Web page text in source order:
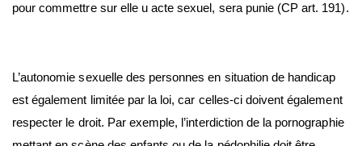
pour commettre sur elle u acte sexuel, sera punie (CP art. 191).
L’autonomie sexuelle des personnes en situation de handicap
est également limitée par la loi, car celles-ci doivent également
respecter le droit. Par exemple, l’interdiction de la pornographie